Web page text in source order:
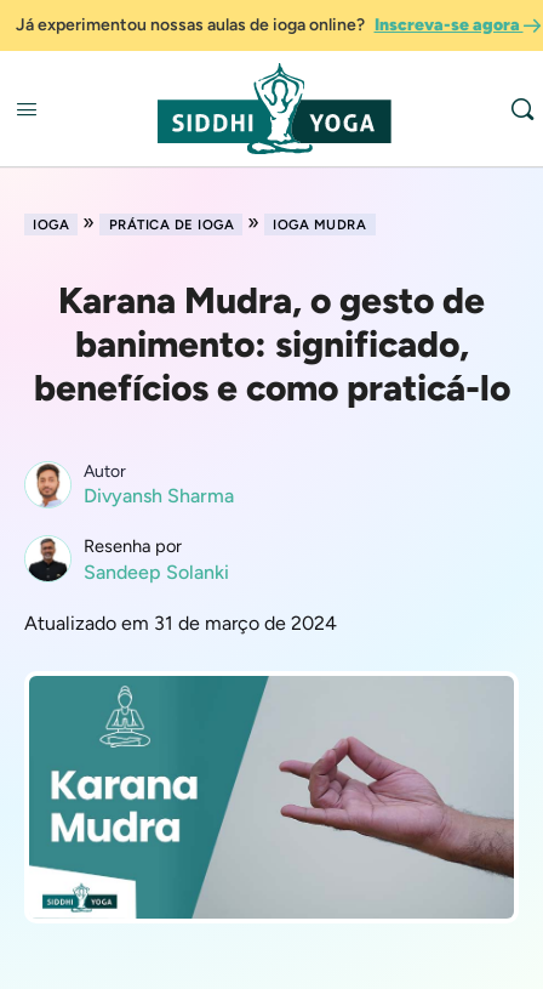
Já experimentou nossas aulas de ioga online? Inscreva-se agora
IOGA » PRÁTICA DE IOGA » IOGA MUDRA
Karana Mudra, o gesto de
banimento: significado,
benefícios e como praticá-lo
Autor
Divyansh Sharma
Resenha por
Sandeep Solanki
Atualizado em 31 de março de 2024